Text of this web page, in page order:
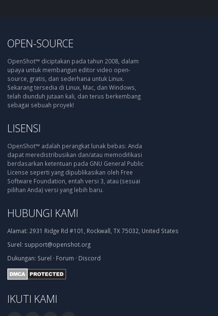
OPEN-SOURCE
OpenShot™ diciptakan pada tahun 2008, dalam
upaya untuk membangun editor video open-
source, gratis, dan sederhana untuk Linux.
Sekarang tersedia di Linux, Mac, dan Windows,
telah diunduh jutaan kali, dan terus berkembang
sebagai sebuah proyek!
LISENSI
OpenShot™ adalah perangkat lunak bebas: Anda
dapat meredistribusikan dan/atau memodifikasi
berdasarkan ketentuan pada GNU General Public
License seperti yang dipublikasikan oleh Free
Software Foundation, entah versi 3, atau (sesuai
pilihan Anda) versi yang lebih baru.
HUBUNGI KAMI
Alamat: 2931 Ridge Rd #101, Rockwall, TX 75032, United States
Surel: support@openshot.org
Dukungan: Surel · Forum · Discord
IKUTI KAMI